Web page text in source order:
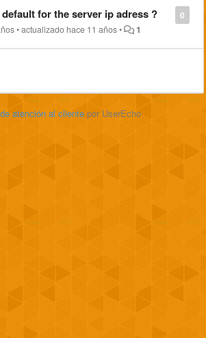
0
for the server ip adress ?
•actualizado hace 11 años• 1
atención al cliente por UserEcho